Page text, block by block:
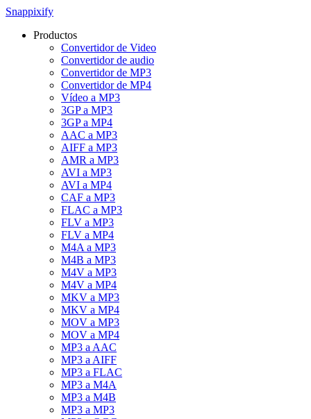
Snappixify
Productos
Convertidor de Video
Convertidor de audio
Convertidor de MP3
Convertidor de MP4
Vídeo a MP3
3GP a MP3
3GP a MP4
AAC a MP3
AIFF a MP3
AMR a MP3
AVI a MP3
AVI a MP4
CAF a MP3
FLAC a MP3
FLV a MP3
FLV a MP4
M4A a MP3
M4B a MP3
M4V a MP3
M4V a MP4
MKV a MP3
MKV a MP4
MOV a MP3
MOV a MP4
MP3 a AAC
MP3 a AIFF
MP3 a FLAC
MP3 a M4A
MP3 a M4B
MP3 a MP3